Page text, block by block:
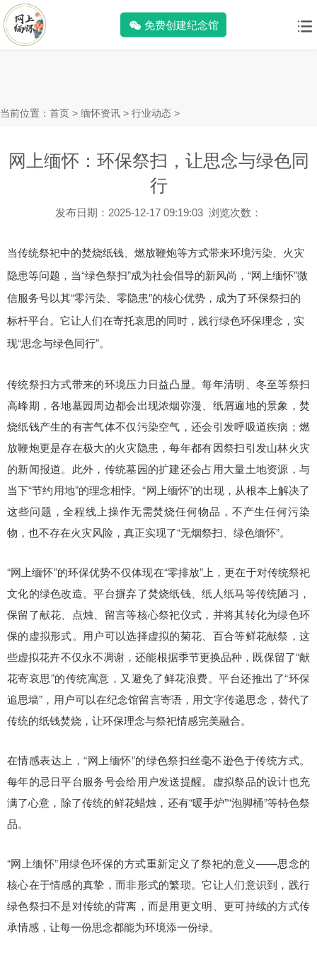
免费创建纪念馆
当前位置： 首页 > 缅怀资讯 > 行业动态 >
网上缅怀：环保祭扫，让思念与绿色同
行
发布日期：2025-12-17 09:19:03 浏览次数：
当传统祭祀中的焚烧纸钱、燃放鞭炮等方式带来环境污染、火灾
隐患等问题，当“绿色祭扫”成为社会倡导的新风尚，“网上缅怀”微
信服务号以其“零污染、零隐患”的核心优势，成为了环保祭扫的
标杆平台。它让人们在寄托哀思的同时，践行绿色环保理念，实
现“思念与绿色同行”。
传统祭扫方式带来的环境压力日益凸显。每年清明、冬至等祭扫
高峰期，各地墓园周边都会出现浓烟弥漫、纸屑遍地的景象，焚
烧纸钱产生的有害气体不仅污染空气，还会引发呼吸道疾病；燃
放鞭炮更是存在极大的火灾隐患，每年都有因祭扫引发山林火灾
的新闻报道。此外，传统墓园的扩建还会占用大量土地资源，与
当下“节约用地”的理念相悖。“网上缅怀”的出现，从根本上解决了
这些问题，全程线上操作无需焚烧任何物品，不产生任何污染
物，也不存在火灾风险，真正实现了“无烟祭扫、绿色缅怀”。
“网上缅怀”的环保优势不仅体现在“零排放”上，更在于对传统祭祀
文化的绿色改造。平台摒弃了焚烧纸钱、纸人纸马等传统陋习，
保留了献花、点烛、留言等核心祭祀仪式，并将其转化为绿色环
保的虚拟形式。用户可以选择虚拟的菊花、百合等鲜花献祭，这
些虚拟花卉不仅永不凋谢，还能根据季节更换品种，既保留了“献
花寄哀思”的传统寓意，又避免了鲜花浪费。平台还推出了“环保
追思墙”，用户可以在纪念馆留言寄语，用文字传递思念，替代了
传统的纸钱焚烧，让环保理念与祭祀情感完美融合。
在情感表达上，“网上缅怀”的绿色祭扫丝毫不逊色于传统方式。
每年的忌日平台服务号会给用户发送提醒。虚拟祭品的设计也充
满了心意，除了传统的鲜花蜡烛，还有“暖手炉”“泡脚桶”等特色祭
品。
“网上缅怀”用绿色环保的方式重新定义了祭祀的意义——思念的
核心在于情感的真挚，而非形式的繁琐。它让人们意识到，践行
绿色祭扫不是对传统的背离，而是用更文明、更可持续的方式传
承情感，让每一份思念都能为环境添一份绿。